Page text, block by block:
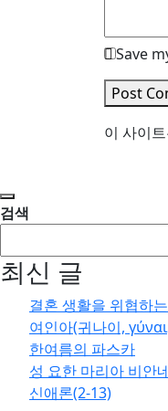
Save
Post
이 사이
검색
최신 글
결혼 생활을 위협하
여인아(귀나이,
한여름의 파스카
성 요한 마리아 비안
신애론(2-13)